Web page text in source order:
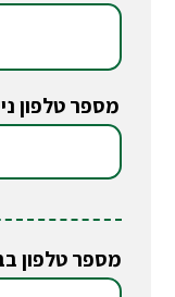
מספר טלפון
מספר טלפון